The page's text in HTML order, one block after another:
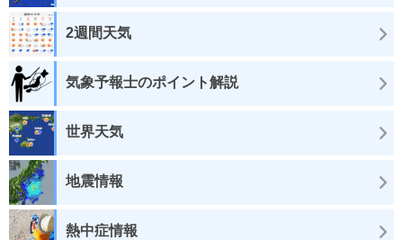
2週間天気
気象予報士のポイント解説
世界天気
地震情報
熱中症情報